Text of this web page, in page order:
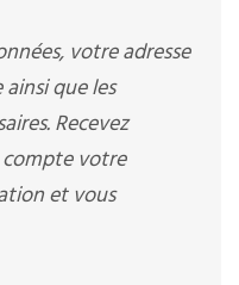
votre adresse
que les
Recevez
votre
et vous